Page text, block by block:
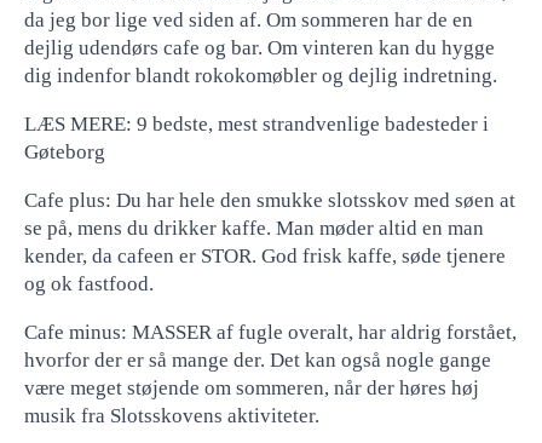
da jeg bor lige ved siden af. Om sommeren har de en
dejlig udendørs cafe og bar. Om vinteren kan du hygge
dig indenfor blandt rokokomøbler og dejlig indretning.
LÆS MERE: 9 bedste, mest strandvenlige badesteder i
Gøteborg
Cafe plus: Du har hele den smukke slotsskov med søen at
se på, mens du drikker kaffe. Man møder altid en man
kender, da cafeen er STOR. God frisk kaffe, søde tjenere
og ok fastfood.
Cafe minus: MASSER af fugle overalt, har aldrig forstået,
hvorfor der er så mange der. Det kan også nogle gange
være meget støjende om sommeren, når der høres høj
musik fra Slotsskovens aktiviteter.